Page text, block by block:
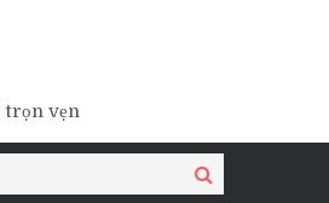
trọn vẹn
Tìm
kiếm